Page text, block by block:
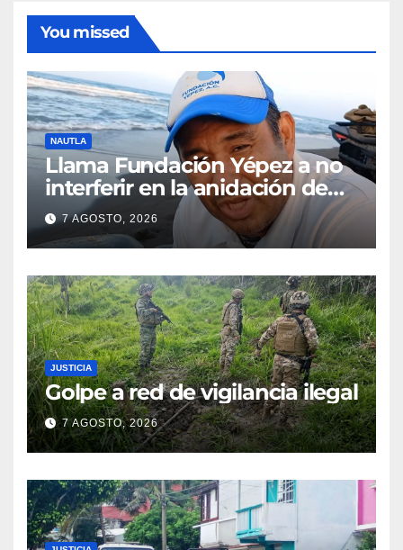
You missed
NAUTLA
Llama Fundación Yépez a no
interferir en la anidación de
tortugas
7 AGOSTO, 2026
JUSTICIA
Golpe a red de vigilancia ilegal
7 AGOSTO, 2026